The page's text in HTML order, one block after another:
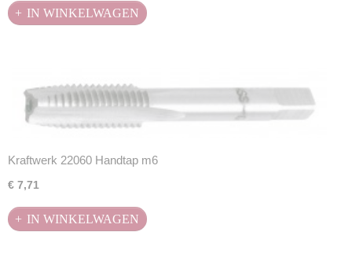
IN WINKELWAGEN
Kraftwerk 22060 Handtap m6
€ 7,71
IN WINKELWAGEN